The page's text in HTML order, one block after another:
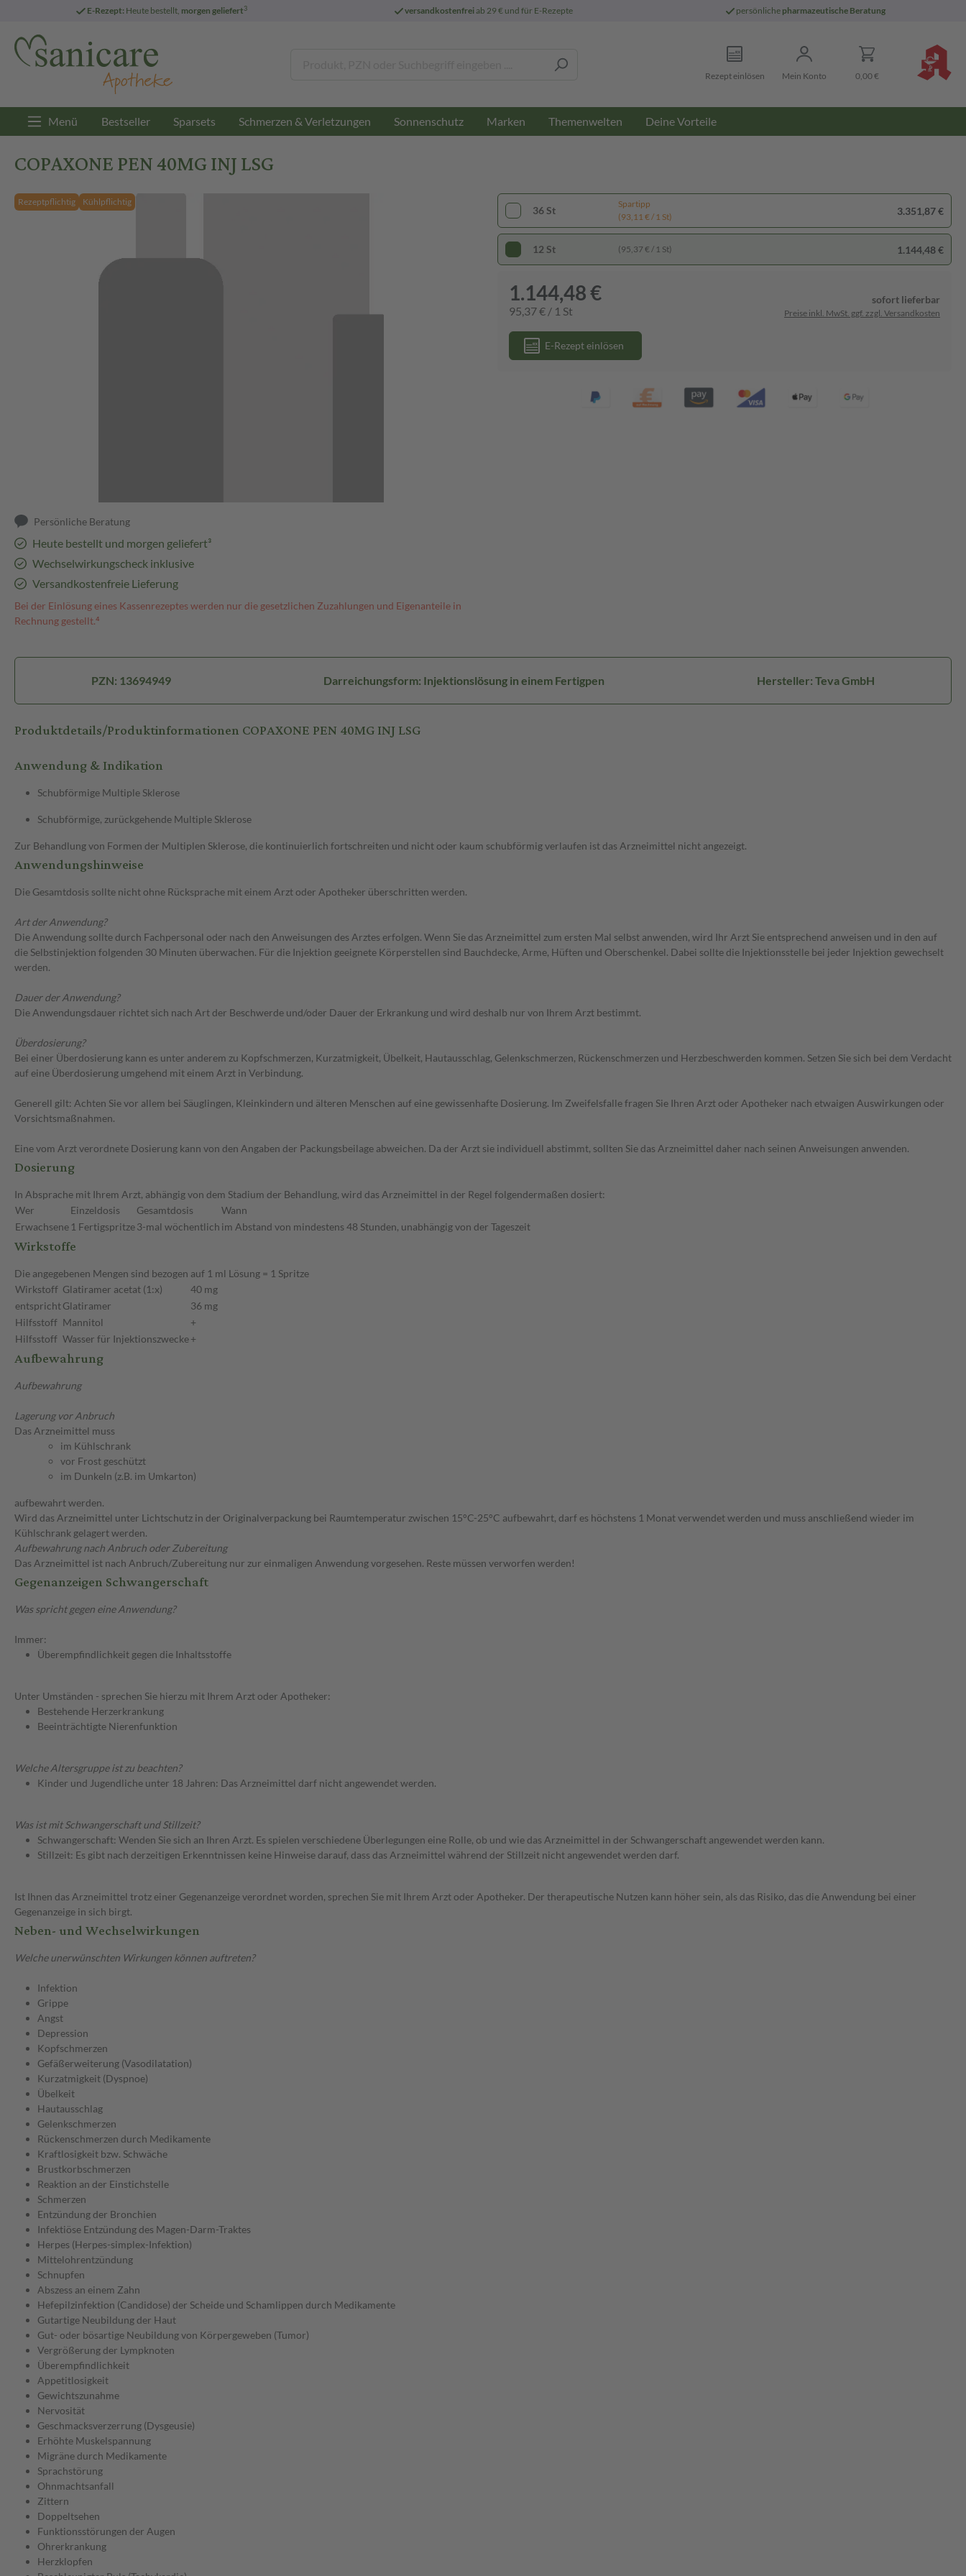
E-Rezept: Heute bestellt, morgen geliefert3 versandkostenfreiab 29 € und für E-Rezepte persönliche pharmazeutische Beratung
Rezept einlösen Mein Konto 0,00 €
Menü Bestseller Sparsets Schmerzen & Verletzungen Sonnenschutz Marken Themenwelten Deine Vorteile
COPAXONE PEN 40MG INJ LSG
Rezeptpflichtig Kühlpflichtig
Persönliche Beratung
Heute bestellt und morgen geliefert³
Wechselwirkungscheck inklusive
Versandkostenfreie Lieferung
Bei der Einlösung eines Kassenrezeptes werden nur die gesetzlichen Zuzahlungen und Eigenanteile in
Rechnung gestellt.⁴
36 St
Spartipp
(93,11 € / 1 St)
3.351,87 €
12 St (95,37 € / 1 St) 1.144,48 €
1.144,48 €
95,37 € / 1 St
sofort lieferbar
Preise inkl. MwSt. ggf. zzgl. Versandkosten
E-Rezept einlösen
PZN: 13694949 Darreichungsform: Injektionslösung in einem Fertigpen Hersteller: Teva GmbH
Produktdetails/Produktinformationen COPAXONE PEN 40MG INJ LSG
Anwendung & Indikation
Schubförmige Multiple Sklerose
Schubförmige, zurückgehende Multiple Sklerose
Zur Behandlung von Formen der Multiplen Sklerose, die kontinuierlich fortschreiten und nicht oder kaum schubförmig verlaufen ist das Arzneimittel nicht angezeigt.
Anwendungshinweise
Die Gesamtdosis sollte nicht ohne Rücksprache mit einem Arzt oder Apotheker überschritten werden.
Art der Anwendung?
Die Anwendung sollte durch Fachpersonal oder nach den Anweisungen des Arztes erfolgen. Wenn Sie das Arzneimittel zum ersten Mal selbst anwenden, wird Ihr Arzt Sie entsprechend anweisen und in den auf
die Selbstinjektion folgenden 30 Minuten überwachen. Für die Injektion geeignete Körperstellen sind Bauchdecke, Arme, Hüften und Oberschenkel. Dabei sollte die Injektionsstelle bei jeder Injektion gewechselt
werden.
Dauer der Anwendung?
Die Anwendungsdauer richtet sich nach Art der Beschwerde und/oder Dauer der Erkrankung und wird deshalb nur von Ihrem Arzt bestimmt.
Überdosierung?
Bei einer Überdosierung kann es unter anderem zu Kopfschmerzen, Kurzatmigkeit, Übelkeit, Hautausschlag, Gelenkschmerzen, Rückenschmerzen und Herzbeschwerden kommen. Setzen Sie sich bei dem Verdacht
auf eine Überdosierung umgehend mit einem Arzt in Verbindung.
Generell gilt: Achten Sie vor allem bei Säuglingen, Kleinkindern und älteren Menschen auf eine gewissenhafte Dosierung. Im Zweifelsfalle fragen Sie Ihren Arzt oder Apotheker nach etwaigen Auswirkungen oder
Vorsichtsmaßnahmen.
Eine vom Arzt verordnete Dosierung kann von den Angaben der Packungsbeilage abweichen. Da der Arzt sie individuell abstimmt, sollten Sie das Arzneimittel daher nach seinen Anweisungen anwenden.
Dosierung
In Absprache mit Ihrem Arzt, abhängig von dem Stadium der Behandlung, wird das Arzneimittel in der Regel folgendermaßen dosiert:
Wer
Einzeldosis Gesamtdosis
Wann
Erwachsene 1 Fertigspritze3-mal wöchentlich im Abstand von mindestens 48 Stunden, unabhängig von der Tageszeit
Wirkstoffe
Die angegebenen Mengen sind bezogen auf 1 ml Lösung = 1 Spritze
Wirkstoff Glatiramer acetat (1:x)
40 mg
entsprichtGlatiramer
36 mg
Hilfsstoff Mannitol
+
Hilfsstoff Wasser für Injektionszwecke+
Aufbewahrung
Aufbewahrung
Lagerung vor Anbruch
Das Arzneimittel muss
im Kühlschrank
vor Frost geschützt
im Dunkeln (z.B. im Umkarton)
aufbewahrt werden.
Wird das Arzneimittel unter Lichtschutz in der Originalverpackung bei Raumtemperatur zwischen 15°C-25°C aufbewahrt, darf es höchstens 1 Monat verwendet werden und muss anschließend wieder im
Kühlschrank gelagert werden.
Aufbewahrung nach Anbruch oder Zubereitung
Das Arzneimittel ist nach Anbruch/Zubereitung nur zur einmaligen Anwendung vorgesehen. Reste müssen verworfen werden!
Gegenanzeigen Schwangerschaft
Was spricht gegen eine Anwendung?
Immer:
Überempfindlichkeit gegen die Inhaltsstoffe
Unter Umständen - sprechen Sie hierzu mit Ihrem Arzt oder Apotheker:
Bestehende Herzerkrankung
Beeinträchtigte Nierenfunktion
Welche Altersgruppe ist zu beachten?
Kinder und Jugendliche unter 18 Jahren: Das Arzneimittel darf nicht angewendet werden.
Was ist mit Schwangerschaft und Stillzeit?
Schwangerschaft: Wenden Sie sich an Ihren Arzt. Es spielen verschiedene Überlegungen eine Rolle, ob und wie das Arzneimittel in der Schwangerschaft angewendet werden kann.
Stillzeit: Es gibt nach derzeitigen Erkenntnissen keine Hinweise darauf, dass das Arzneimittel während der Stillzeit nicht angewendet werden darf.
Ist Ihnen das Arzneimittel trotz einer Gegenanzeige verordnet worden, sprechen Sie mit Ihrem Arzt oder Apotheker. Der therapeutische Nutzen kann höher sein, als das Risiko, das die Anwendung bei einer
Gegenanzeige in sich birgt.
Neben- und Wechselwirkungen
Welche unerwünschten Wirkungen können auftreten?
Infektion
Grippe
Angst
Depression
Kopfschmerzen
Gefäßerweiterung (Vasodilatation)
Kurzatmigkeit (Dyspnoe)
Übelkeit
Hautausschlag
Gelenkschmerzen
Rückenschmerzen durch Medikamente
Kraftlosigkeit bzw. Schwäche
Brustkorbschmerzen
Reaktion an der Einstichstelle
Schmerzen
Entzündung der Bronchien
Infektiöse Entzündung des Magen-Darm-Traktes
Herpes (Herpes-simplex-Infektion)
Mittelohrentzündung
Schnupfen
Abszess an einem Zahn
Hefepilzinfektion (Candidose) der Scheide und Schamlippen durch Medikamente
Gutartige Neubildung der Haut
Gut- oder bösartige Neubildung von Körpergeweben (Tumor)
Vergrößerung der Lympknoten
Überempfindlichkeit
Appetitlosigkeit
Gewichtszunahme
Nervosität
Geschmacksverzerrung (Dysgeusie)
Erhöhte Muskelspannung
Migräne durch Medikamente
Sprachstörung
Ohnmachtsanfall
Zittern
Doppeltsehen
Funktionsstörungen der Augen
Ohrerkrankung
Herzklopfen